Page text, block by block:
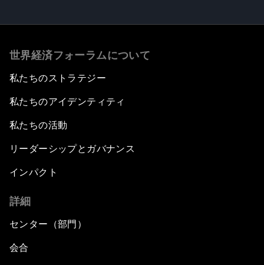
世界経済フォーラムについて
私たちのストラテジー
私たちのアイデンティティ
私たちの活動
リーダーシップとガバナンス
インパクト
詳細
センター（部門）
会合